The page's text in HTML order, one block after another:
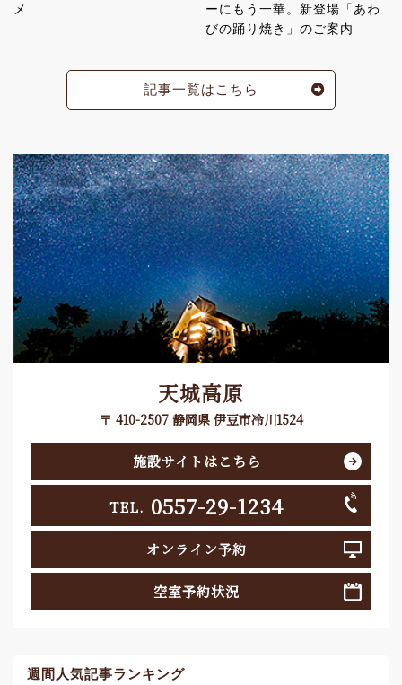
メ
ーにもう一華。新登場「あわ
びの踊り焼き」のご案内
記事一覧はこちら
天城高原
〒 410-2507 静岡県 伊豆市冷川1524
施設サイトはこちら
TEL. 0557-29-1234
オンライン予約
空室予約状況
週間人気記事ランキング